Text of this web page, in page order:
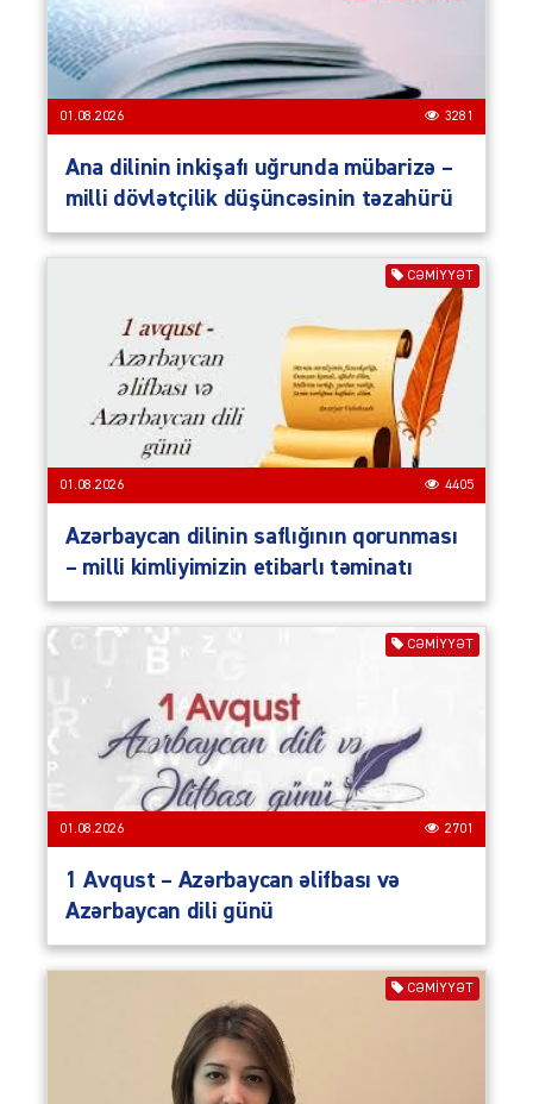
01.08.2026 3281
Ana dilinin inkişafı uğrunda mübarizə –
milli dövlətçilik düşüncəsinin təzahürü
CƏMIYYƏT
01.08.2026 4405
Azərbaycan dilinin saflığının qorunması
– milli kimliyimizin etibarlı təminatı
CƏMIYYƏT
01.08.2026 2701
1 Avqust – Azərbaycan əlifbası və
Azərbaycan dili günü
CƏMIYYƏT